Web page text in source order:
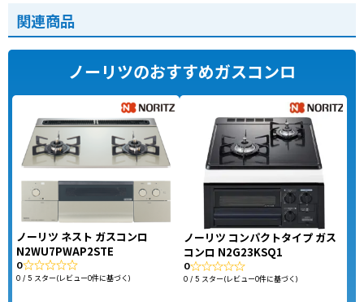
関連商品
ノーリツのおすすめガスコンロ
ノーリツ ネスト ガスコンロ
N2WU7PWAP2STE
0
0 / 5 スター(レビュー0件に基づく)
ノーリツ コンパクトタイプ ガス
コンロ N2G23KSQ1
0
0 / 5 スター(レビュー0件に基づく)